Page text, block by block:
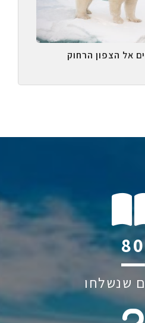
אל הצפון הרחוק
שנשלחו